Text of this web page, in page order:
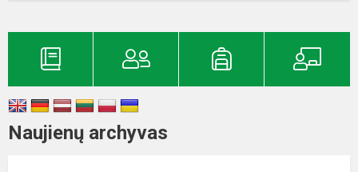
Naujienų archyvas